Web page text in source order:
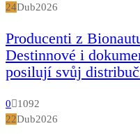
24Dub2026
Producenti z
Destinnové i
posilují svůj
0
1092
22Dub2026